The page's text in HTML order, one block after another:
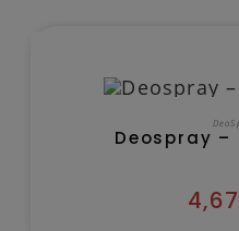
Deospray –